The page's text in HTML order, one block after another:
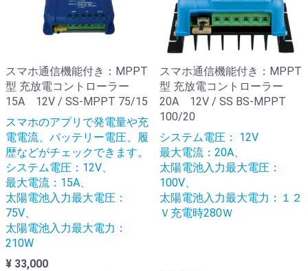
スマホ通信機能付き：MPPT
型 充放電コントローラー
15A 12V / SS-MPPT 75/15
スマホのアプリで発電量や充
電電流、バッテリー電圧、履
歴などがチェックできます。
システム電圧：12V、
最大電流：15A、
太陽電池入力最大電圧：
75V、
太陽電池入力最大電力：
210W
¥ 33,000
スマホ通信機能付き：MPPT
型 充放電コントローラー
20A 12V / SS BS-MPPT
100/20
システム電圧： 12V
最大電流：20A、
太陽電池入力最大電圧：
100V、
太陽電池入力最大電力：１２
Ｖ充電時280Ｗ